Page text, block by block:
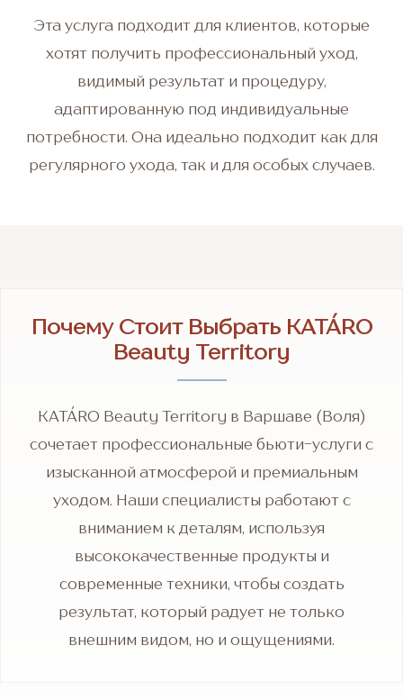
Эта услуга подходит для клиентов, которые
хотят получить профессиональный уход,
видимый результат и процедуру,
адаптированную под индивидуальные
потребности. Она идеально подходит как для
регулярного ухода, так и для особых случаев.
Почему Стоит Выбрать KATÁRO
Beauty Territory
KATÁRO Beauty Territory в Варшаве (Воля)
сочетает профессиональные бьюти-услуги с
изысканной атмосферой и премиальным
уходом. Наши специалисты работают с
вниманием к деталям, используя
высококачественные продукты и
современные техники, чтобы создать
результат, который радует не только
внешним видом, но и ощущениями.